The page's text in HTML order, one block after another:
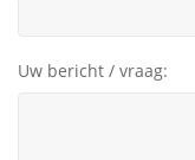
Uw bericht / vraag: